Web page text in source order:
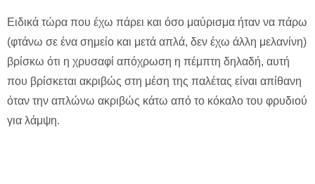
Ειδικά τώρα που έχω πάρει και όσο μαύρισμα ήταν να πάρω
(φτάνω σε ένα σημείο και μετά απλά, δεν έχω άλλη μελανίνη)
βρίσκω ότι η χρυσαφί απόχρωση η πέμπτη δηλαδή, αυτή
που βρίσκεται ακριβώς στη μέση της παλέτας είναι απίθανη
όταν την απλώνω ακριβώς κάτω από το κόκαλο του φρυδιού
για λάμψη.